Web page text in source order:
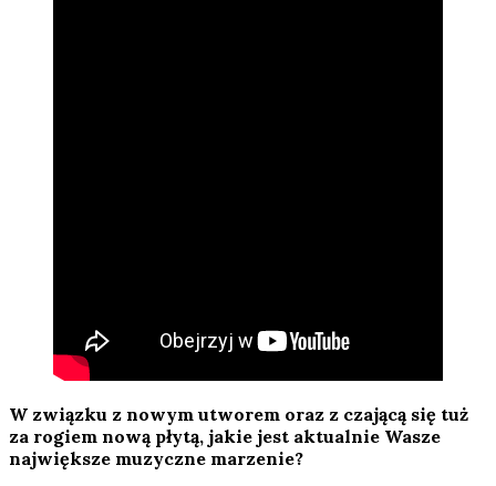
W związku z nowym utworem oraz z czającą się tuż
za rogiem nową płytą, jakie jest aktualnie Wasze
największe muzyczne marzenie?